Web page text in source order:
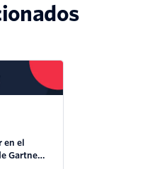
en el
Gartner®